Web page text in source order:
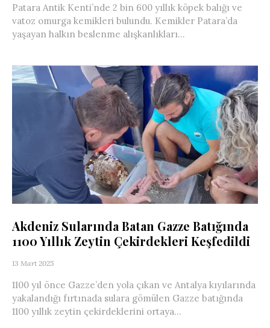
Patara Antik Kenti’nde 2 bin 600 yıllık köpek balığı ve
vatoz omurga kemikleri bulundu. Kemikler Patara’da
yaşayan halkın beslenme alışkanlıkları...
Akdeniz Sularında Batan Gazze Batığında
1100 Yıllık Zeytin Çekirdekleri Keşfedildi
13 Mart 2025
1100 yıl önce Gazze’den yola çıkan ve Antalya kıyılarında
yakalandığı fırtınada sulara gömülen Gazze batığında
1100 yıllık zeytin çekirdeklerini ortaya...